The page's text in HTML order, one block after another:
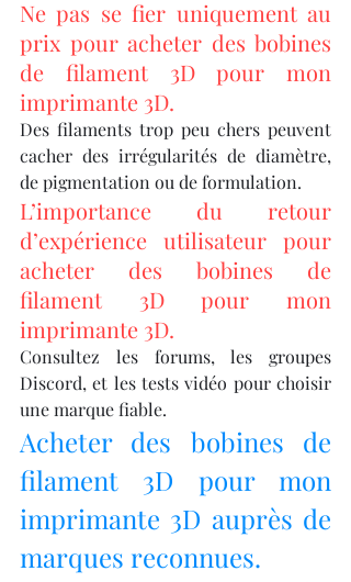
Ne pas se fier uniquement au
prix pour acheter des bobines
de filament 3D pour mon
imprimante 3D.
Des filaments trop peu chers peuvent
cacher des irrégularités de diamètre,
de pigmentation ou de formulation.
L’importance du retour
d’expérience utilisateur pour
acheter des bobines de
filament 3D pour mon
imprimante 3D.
Consultez les forums, les groupes
Discord, et les tests vidéo pour choisir
une marque fiable.
Acheter des bobines de
filament 3D pour mon
imprimante 3D auprès de
marques reconnues.